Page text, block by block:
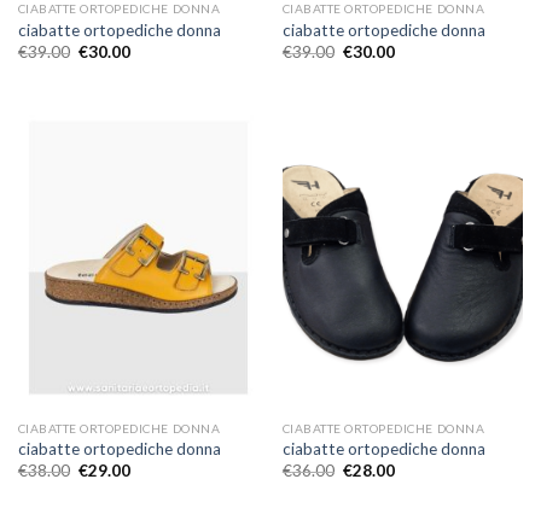
CIABATTE ORTOPEDICHE DONNA
ciabatte ortopediche donna
€39.00 €30.00
CIABATTE ORTOPEDICHE DONNA
ciabatte ortopediche donna
€39.00 €30.00
CIABATTE ORTOPEDICHE DONNA
ciabatte ortopediche donna
€38.00 €29.00
CIABATTE ORTOPEDICHE DONNA
ciabatte ortopediche donna
€36.00 €28.00